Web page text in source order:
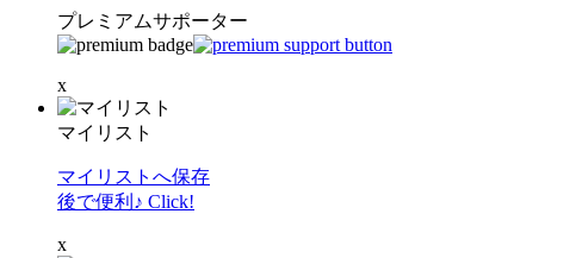
プレミアムサポーター
x
マイリスト
マイリストへ保存
後で便利♪ Click!
x